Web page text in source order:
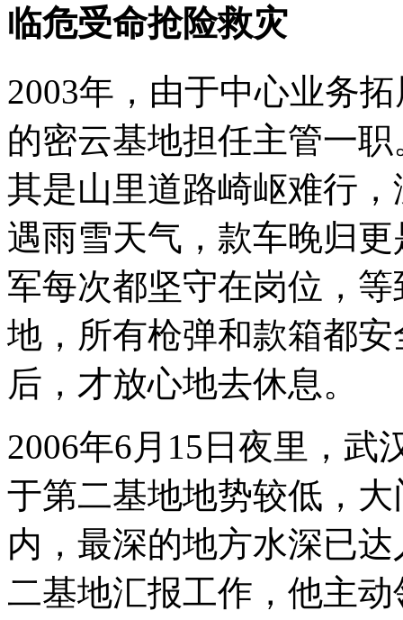
临危受命抢险救灾
2003年，由于中心业务
的密云基地担任主管一
其是山里道路崎岖难行
遇雨雪天气，款车晚归
军每次都坚守在岗位，
地，所有枪弹和款箱都
后，才放心地去休息。
2006年6月15日夜里，武
于第二基地地势较低，
内，最深的地方水深已
二基地汇报工作，他主